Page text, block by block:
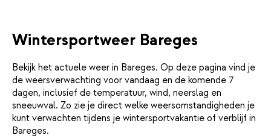
Wintersportweer Bareges
Bekijk het actuele weer in Bareges. Op deze pagina vind je
de weersverwachting voor vandaag en de komende 7
dagen, inclusief de temperatuur, wind, neerslag en
sneeuwval. Zo zie je direct welke weersomstandigheden je
kunt verwachten tijdens je wintersportvakantie of verblijf in
Bareges.